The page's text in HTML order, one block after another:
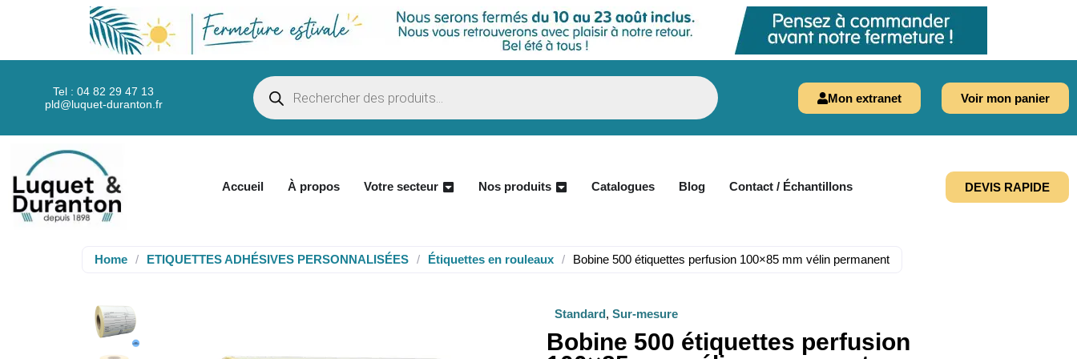
Tel : 04 82 29 47 13
pld@luquet-duranton.fr
Mon extranet Voir mon panier
Accueil À propos Votre secteur Nos produits Catalogues Blog Contact / Échantillons DEVIS RAPIDE
Home / ETIQUETTES ADHÉSIVES PERSONNALISÉES / Étiquettes en rouleaux / Bobine 500 étiquettes perfusion 100×85 mm vélin permanent
Standard, Sur-mesure
Bobine 500 étiquettes perfusion